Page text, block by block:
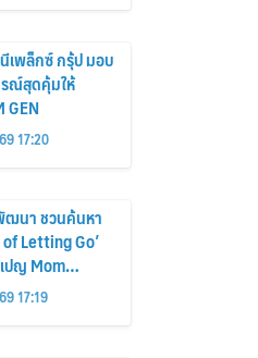
ยม เข้ากับ
สงอาทิตย์ภายใน
นีเพล็กซ์ กรุ้ป มอบ
ณ์สุดคุ้มให้
GEN
17:20
ฒนา ชวนค้นหา
Letting Go’
ปญ Mom
Proud Mom.
Mom.
17:19